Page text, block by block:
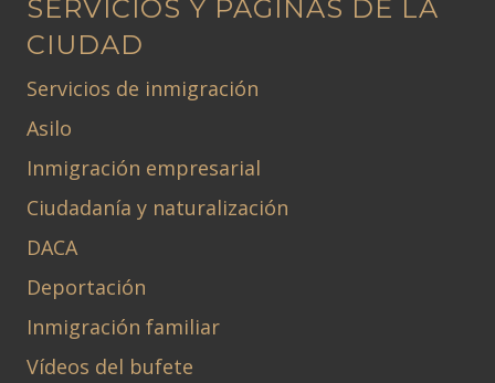
SERVICIOS Y PAGINAS DE LA
CIUDAD
Servicios de inmigración
Asilo
Inmigración empresarial
Ciudadanía y naturalización
DACA
Deportación
Inmigración familiar
Vídeos del bufete